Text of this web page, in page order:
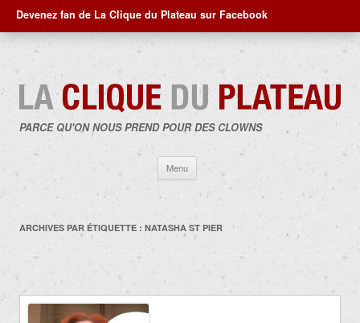
Devenez fan de La Clique du Plateau sur Facebook
PARCE QU'ON NOUS PREND POUR DES CLOWNS
Menu
contenu
ARCHIVES PAR ÉTIQUETTE : NATASHA ST PIER